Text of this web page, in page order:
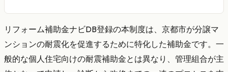
リフォーム補助金ナビDB登録の本制度は、京都市が分譲マ
ンションの耐震化を促進するために特化した補助金です。一
般的な個人住宅向けの耐震補助金とは異なり、管理組合が主